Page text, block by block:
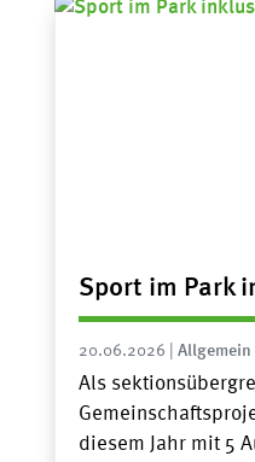
Sport im Park
20.06.2026 Allgemein
Als
diesem Jahr mit 5